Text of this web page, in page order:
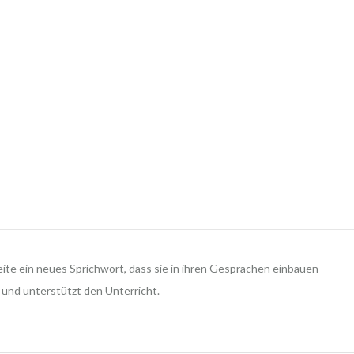
ein neues Sprichwort, dass sie in ihren Gesprächen einbauen
und unterstützt den Unterricht.